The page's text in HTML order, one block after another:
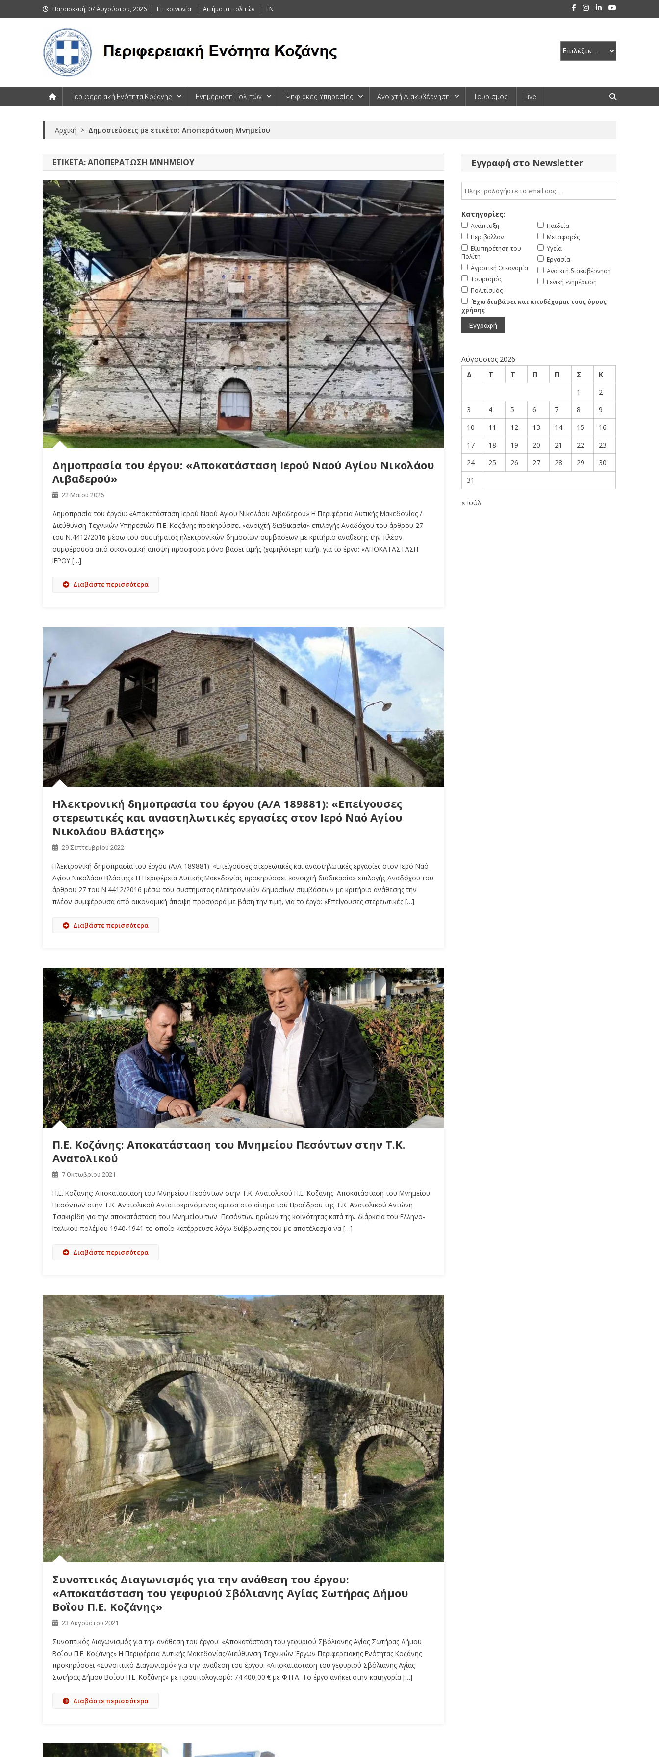
to
Παρασκευή, 07 Αυγούστου, 2026 Επικοινωνία Αιτήματα πολιτών EN
Περιφερειακή Ενότητα Κοζάνης Ενημέρωση Πολιτών Ψηφιακές Υπηρεσίες Ανοιχτή Διακυβέρνηση Τουρισμός Live
Αρχική > Δημοσιεύσεις με ετικέτα: Αποπεράτωση Μνημείου
ΕΤΙΚΈΤΑ:ΑΠΟΠΕΡΆΤΩΣΗ ΜΝΗΜΕΊΟΥ
Δημοπρασία του έργου: «Αποκατάσταση Ιερού Ναού Αγίου Νικολάου
Λιβαδερού»
22 Μαΐου 2026
Δημοπρασία του έργου: «Αποκατάσταση Ιερού Ναού Αγίου Νικολάου Λιβαδερού» Η Περιφέρεια Δυτικής Μακεδονίας /
Διεύθυνση Τεχνικών Υπηρεσιών Π.Ε. Κοζάνης προκηρύσσει «ανοιχτή διαδικασία» επιλογής Αναδόχου του άρθρου 27
του Ν.4412/2016 μέσω του συστήματος ηλεκτρονικών δημοσίων συμβάσεων με κριτήριο ανάθεσης την πλέον
συμφέρουσα από οικονομική άποψη προσφορά μόνο βάσει τιμής (χαμηλότερη τιμή), για το έργο: «ΑΠΟΚΑΤΑΣΤΑΣΗ
ΙΕΡΟΥ […]
Διαβάστε περισσότερα
Ηλεκτρονική δημοπρασία του έργου (Α/Α 189881): «Επείγουσες
στερεωτικές και αναστηλωτικές εργασίες στον Ιερό Ναό Αγίου
Νικολάου Βλάστης»
29 Σεπτεμβρίου 2022
Ηλεκτρονική δημοπρασία του έργου (Α/Α 189881): «Επείγουσες στερεωτικές και αναστηλωτικές εργασίες στον Ιερό Ναό
Αγίου Νικολάου Βλάστης» Η Περιφέρεια Δυτικής Μακεδονίας προκηρύσσει «ανοιχτή διαδικασία» επιλογής Αναδόχου του
άρθρου 27 του Ν.4412/2016 μέσω του συστήματος ηλεκτρονικών δημοσίων συμβάσεων με κριτήριο ανάθεσης την
πλέον συμφέρουσα από οικονομική άποψη προσφορά με βάση την τιμή, για το έργο: «Επείγουσες στερεωτικές […]
Διαβάστε περισσότερα
Π.Ε. Κοζάνης: Αποκατάσταση του Μνημείου Πεσόντων στην Τ.Κ.
Ανατολικού
7 Οκτωβρίου 2021
Π.Ε. Κοζάνης: Αποκατάσταση του Μνημείου Πεσόντων στην Τ.Κ. Ανατολικού Π.Ε. Κοζάνης: Αποκατάσταση του Μνημείου
Πεσόντων στην Τ.Κ. Ανατολικού Ανταποκρινόμενος άμεσα στο αίτημα του Προέδρου της Τ.Κ. Ανατολικού Αντώνη
Τσακιρίδη για την αποκατάσταση του Μνημείου των Πεσόντων ηρώων της κοινότητας κατά την διάρκεια του Ελληνο-
Ιταλικού πολέμου 1940-1941 το οποίο κατέρρευσε λόγω διάβρωσης του με αποτέλεσμα να […]
Διαβάστε περισσότερα
Συνοπτικός Διαγωνισμός για την ανάθεση του έργου:
«Αποκατάσταση του γεφυριού Σβόλιανης Αγίας Σωτήρας Δήμου
Βοΐου Π.Ε. Κοζάνης»
23 Αυγούστου 2021
Συνοπτικός Διαγωνισμός για την ανάθεση του έργου: «Αποκατάσταση του γεφυριού Σβόλιανης Αγίας Σωτήρας Δήμου
Βοΐου Π.Ε. Κοζάνης» Η Περιφέρεια Δυτικής Μακεδονίας/Διεύθυνση Τεχνικών Έργων Περιφερειακής Ενότητας Κοζάνης
προκηρύσσει «Συνοπτικό Διαγωνισμό» για την ανάθεση του έργου: «Αποκατάσταση του γεφυριού Σβόλιανης Αγίας
Σωτήρας Δήμου Βοΐου Π.Ε. Κοζάνης» με προϋπολογισμό: 74.400,00 € με Φ.Π.Α. Το έργο ανήκει στην κατηγορία […]
Διαβάστε περισσότερα
Εγγραφή στο Newsletter
Κατηγορίες:
Ανάπτυξη
Περιβάλλον
Εξυπηρέτηση του
Πολίτη
Αγροτική Οικονομία
Τουρισμός
Πολιτισμός
Παιδεία
Μεταφορές
Υγεία
Εργασία
Ανοικτή διακυβέρνηση
Γενική ενημέρωση
Έχω διαβάσει και αποδέχομαι τους όρους
χρήσης
Αύγουστος 2026
Δ
Τ Τ Π Π Σ
Κ
1
2
3
4 5 6 7 8
9
10
11 12 13 14 15
16
17
18 19 20 21 22
23
24
25 26 27 28 29
30
31
« Ιούλ